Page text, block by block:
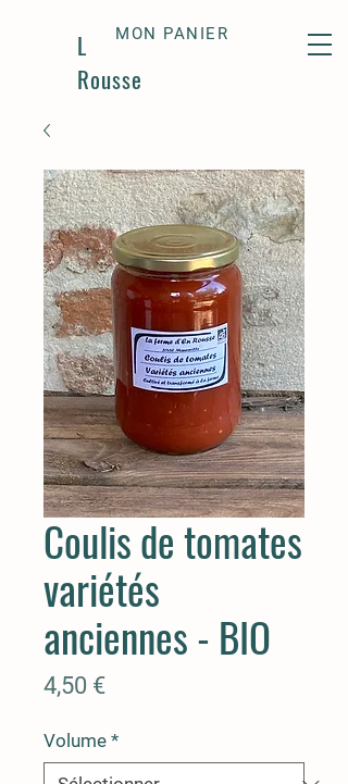
La Ferme d'En
Rousse
MON PANIER
Coulis de tomates
variétés
anciennes - BIO
4,50 €Prix
Volume *